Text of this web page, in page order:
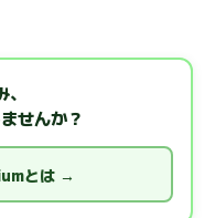
せんか？
とは →